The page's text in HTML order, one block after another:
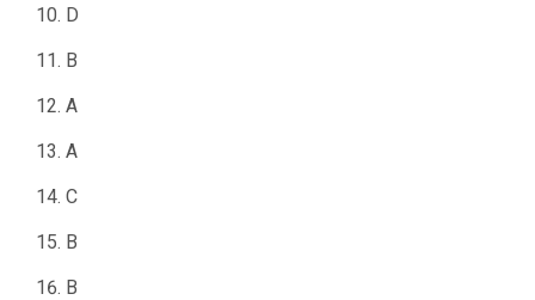
D
B
A
A
C
B
B